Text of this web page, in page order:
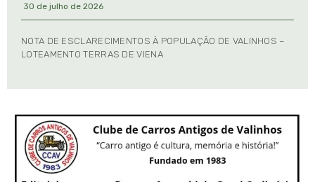
30 de julho de 2026
NOTA DE ESCLARECIMENTOS À POPULAÇÃO DE VALINHOS –
LOTEAMENTO TERRAS DE VIENA